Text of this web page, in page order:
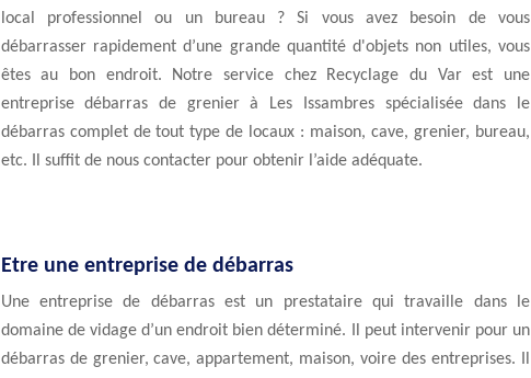
local professionnel ou un bureau ? Si vous avez besoin de vous
débarrasser rapidement d’une grande quantité d'objets non utiles, vous
êtes au bon endroit. Notre service chez Recyclage du Var est une
entreprise débarras de grenier à Les Issambres spécialisée dans le
débarras complet de tout type de locaux : maison, cave, grenier, bureau,
etc. Il suffit de nous contacter pour obtenir l’aide adéquate.
Etre une entreprise de débarras
Une entreprise de débarras est un prestataire qui travaille dans le
domaine de vidage d’un endroit bien déterminé. Il peut intervenir pour un
débarras de grenier, cave, appartement, maison, voire des entreprises. Il